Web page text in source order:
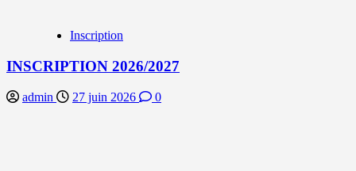
Inscription
INSCRIPTION 2026/2027
admin 27 juin 2026 0